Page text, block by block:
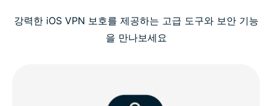
강력한 iOS VPN 보호를 제공하는 고급 도구와 보안 기능
을 만나보세요